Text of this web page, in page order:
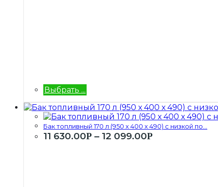
Выбрать ...
Бак топливный 170 л (950 х 400 х 490) с низкой по...
11 630.00Р – 12 099.00Р